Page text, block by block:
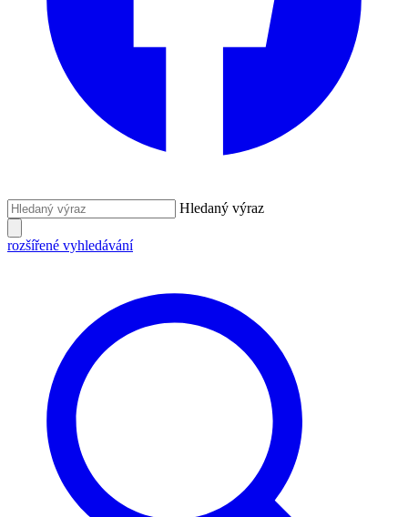
Hledaný výraz
rozšířené vyhledávání